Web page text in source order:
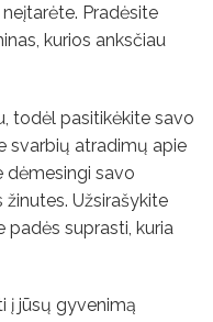
Pradėsite
kurios anksčiau
todėl pasitikėkite savo
svarbių atradimų apie
dėmesingi savo
Užsirašykite
padės suprasti, kuria
į jūsų gyvenimą